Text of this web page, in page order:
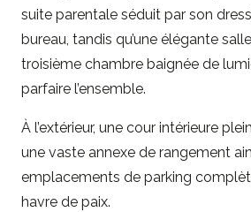
suite parentale séduit par son
bureau, tandis qu’une élégante
troisième chambre baignée de
parfaire l’ensemble.
À l’extérieur, une cour intérieure
une vaste annexe de rangement
emplacements de parking
havre de paix.